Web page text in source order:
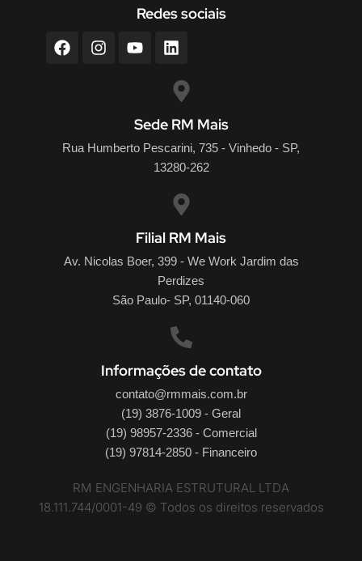
Redes sociais
Sede RM Mais
Rua Humberto Pescarini, 735 - Vinhedo - SP,
13280-262
Filial RM Mais
Av. Nicolas Boer, 399 - We Work Jardim das
Perdizes
São Paulo- SP, 01140-060
Informações de contato
contato@rmmais.com.br
(19) 3876-1009 - Geral
(19) 98957-2336 - Comercial
(19) 97814-2850 - Financeiro
RM ENGENHARIA ESTRUTURAL LTDA
18.111.744/0001-49 © Todos os direitos reservados